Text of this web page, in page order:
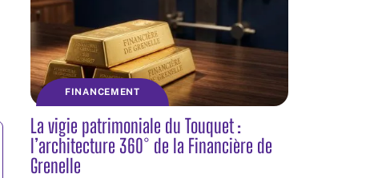
FINANCEMENT
La vigie patrimoniale du Touquet :
l’architecture 360° de la Financière de
Grenelle